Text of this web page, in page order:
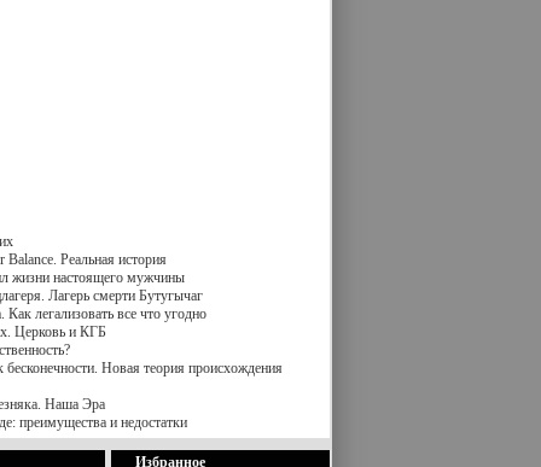
Balance. Реальная история
жизни настоящего мужчины
Лагерь смерти Бутугычаг
легализовать все что угодно
Церковь и КГБ
бесконечности. Новая теория происхождения
Наша Эра
преимущества и недостатки
Избранное